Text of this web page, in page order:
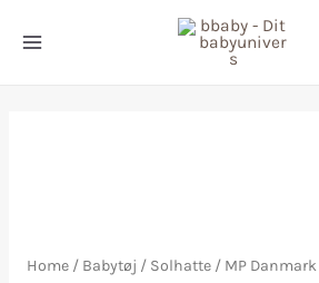
Home/ Babytøj / Solhatte/ MP